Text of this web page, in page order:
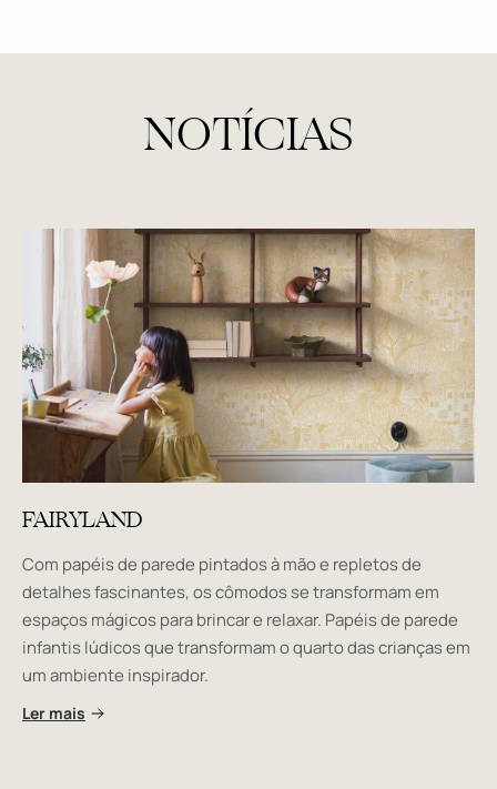
NOTÍCIAS
FAIRYLAND
Com papéis de parede pintados à mão e repletos de
detalhes fascinantes, os cômodos se transformam em
espaços mágicos para brincar e relaxar. Papéis de parede
infantis lúdicos que transformam o quarto das crianças em
um ambiente inspirador.
Ler mais